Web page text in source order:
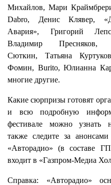
Михайлов, Мари
Dabro, Денис Клявер,
Авария», Григорий
Владимир Пресняков,
Сюткин, Татьяна
Фомин, Burito, Юлианна
многие другие.
Какие сюрпризы готовят
и всю подробную
фестивале можно узнать
также следите за
«Авторадио» (в составе
входит в «Газпром-Медиа
Справка: «Авторадио»